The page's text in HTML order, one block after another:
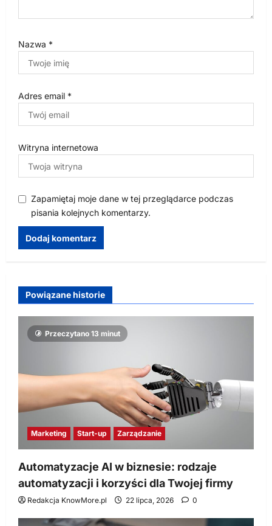
Nazwa *
Adres email *
Witryna internetowa
Zapamiętaj moje dane w tej przeglądarce podczas
pisania kolejnych komentarzy.
Powiązane historie
Przeczytano 13 minut
Marketing Start-up Zarządzanie
Automatyzacje AI w biznesie: rodzaje
automatyzacji i korzyści dla Twojej firmy
Redakcja KnowMore.pl 22 lipca, 2026 0